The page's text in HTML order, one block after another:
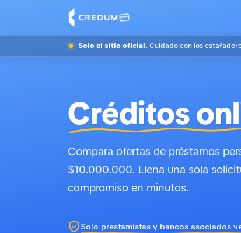
Solo el sitio oficial. Cuidado con los
Créditos
Compara ofertas de préstamos
$10.000.000. Llena una sola
compromiso en minutos.
Solo prestamistas y bancos asociados